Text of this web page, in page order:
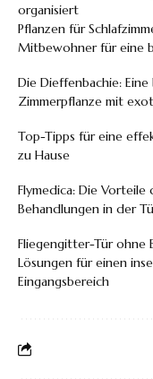
organisiert
Pflanzen für
Mitbewohner für eine
Die Dieffenbachie:
Zimmerpflanze mit
Top-Tipps für eine
zu Hause
Flymedica: Die Vorteile
Behandlungen in der
Fliegengitter-Tür ohne
Lösungen für einen
Eingangsbereich